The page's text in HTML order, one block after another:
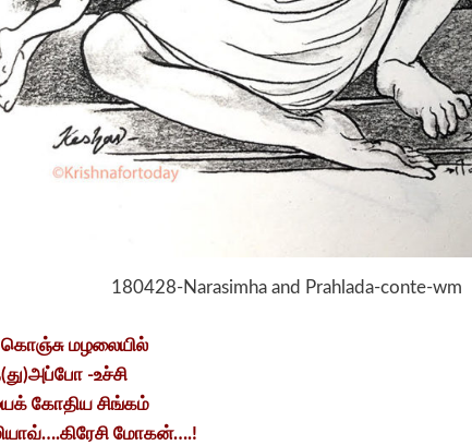
180428-Narasimha and Prahlada-conte-wm
கொஞ்சு மழலையில்
-உச்சி
கோதிய சிங்கம்
மோகன்….!